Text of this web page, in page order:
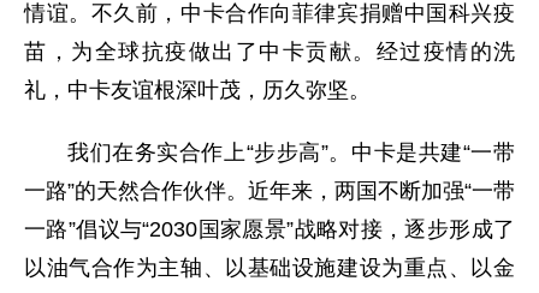
情谊。不久前，中卡合作向菲律宾捐赠中国科兴疫
苗，为全球抗疫做出了中卡贡献。经过疫情的洗
礼，中卡友谊根深叶茂，历久弥坚。
我们在务实合作上“步步高”。中卡是共建“一带
一路”的天然合作伙伴。近年来，两国不断加强“一带
一路”倡议与“2030国家愿景”战略对接，逐步形成了
以油气合作为主轴、以基础设施建设为重点、以金